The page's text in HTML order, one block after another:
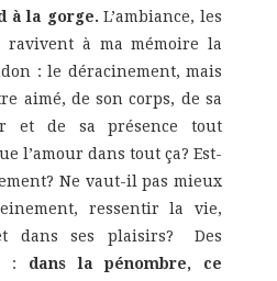
à la gorge. L’ambiance, les
ravivent à ma mémoire la
: le déracinement, mais
aimé, de son corps, de sa
et de sa présence tout
l’amour dans tout ça? Est-
Ne vaut-il pas mieux
ressentir la vie,
dans ses plaisirs? Des
: dans la pénombre, ce